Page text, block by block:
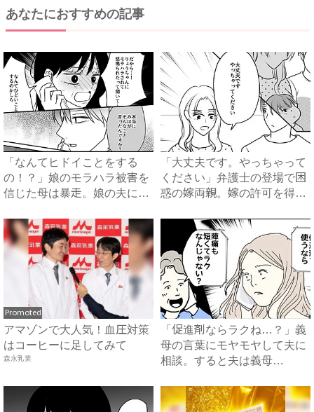
あなたにおすすめの記事
「なんてヒドイことをする
の！？」娘のモラハラ被害を
信じた母は暴走。娘の夫に電
「大丈夫です。やっちゃって
ください」弁護士の登場で困
惑の嫁両親。嫁の許可を得た
Promoted
アマゾンで大人気！血圧対策
はコーヒーに足してみて
森永乳業
「促進剤ならラクね…？」義
母の言葉にモヤモヤして夫に
相談。すると夫は義母